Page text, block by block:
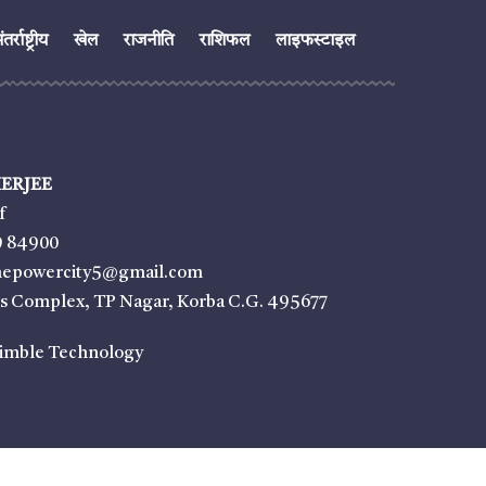
खेल राजनीति राशिफल लाइफस्टाइल
84900
Complex, TP Nagar, Korba C.G. 495677
Technology